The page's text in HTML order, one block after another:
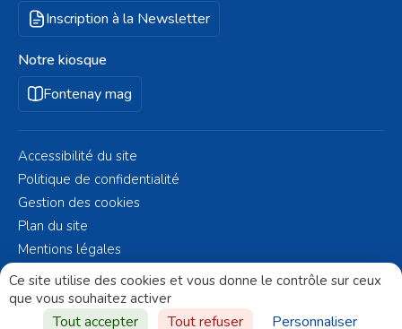
Inscription à la Newsletter
Notre kiosque
Fontenay mag
Mentions légales
Accessibilité du site
Politique de confidentialité
Gestion des cookies
Plan du site
© Fontenay-aux-Roses 2023 - Réalisé par Altelis
Aller vers
Ce site utilise des cookies et vous donne le contrôle sur ceux
que vous souhaitez activer
Tout accepter Tout refuser Personnaliser